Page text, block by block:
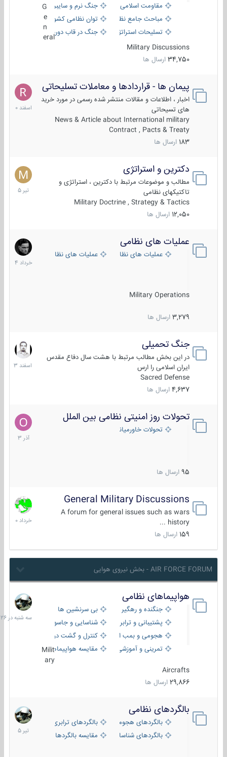
مقاومت اسلامی
جنگ نرم و سایبری
مباحث جامع نظامی
توان نظامی کشورها
تسلیحات استراتژیک
جنگ در قاب دوربین
eral
Military Discussions
34,750 ارسال ها
پیمان ها - قراردادها و معاملات تسلیحاتی
اخبار ، اطلاعات و مقالات منتشر شده رسمی در مورد خرید
های تسیحاتی
News & Article about International military
Contract , Pacts & Treaty
183 ارسال ها
7
اسفند
1400
دکترین و استراتژی
مطالب و موضوعات مرتبط با دکترین ، استراتژی و
تاکتیکهای نظامی
Military Doctrine , Strategy & Tactics
12,050 ارسال ها
27
تیر
1405
عملیات های نظامی
عملیات های نظامی ایرانعملیات های نظامی خارجی
Military Operations
3,279 ارسال ها
5
خرداد
1404
جنگ تحمیلی
در این بخش مطالب مرتبط با هشت سال دفاع مقدس
ایران اسلامی را ارس
Sacred Defense
4,637 ارسال ها
20
اسفند
1403
تحولات روز امنیتی نظامی بین الملل
تحولات خاورمیانه
95 ارسال ها
21
آذر
1403
General Military Discussions
A forum for general issues such as wars
history ...
159 ارسال ها
10
خرداد
1400
AIR FORCE FORUM - بخش نیروی هوایی
هواپیماهای نظامی
جنگنده و رهگیر
بی سرنشین ها
پشتیبانی و ترابری
شناسایی و جاسوسی
هجومی و بمب افکن
کنترل و گشت دریایی
تمرینی و آموزشی
مقایسه هواپیماهاMilit
ary
Aircrafts
29,866 ارسال ها
سه
شنبه
در
بالگردهای نظامی
بالگردهای هجومی
بالگردهای ترابری
بالگردهای شناسایی
مقایسه بالگردها
22
تیر
1405